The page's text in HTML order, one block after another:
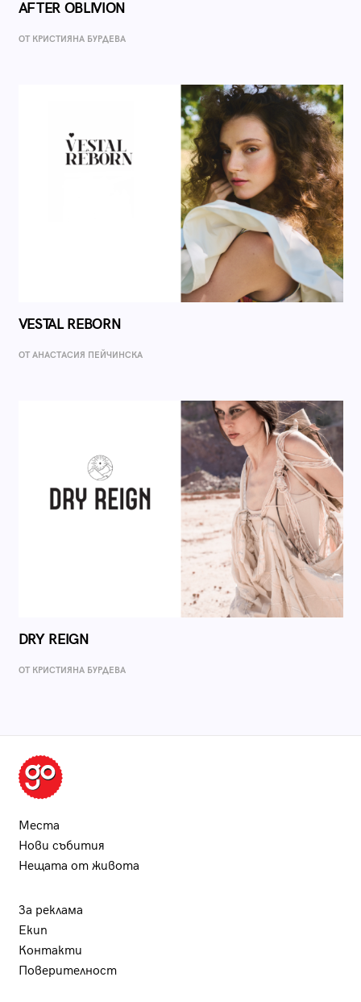
AFTER OBLIVION
ОТ КРИСТИЯНА БУРДЕВА
VESTAL REBORN
ОТ AНАСТАСИЯ ПЕЙЧИНСКА
DRY REIGN
ОТ КРИСТИЯНА БУРДЕВА
Места
Нови събития
Нещата от живота
За реклама
Екип
Контакти
Поверителност